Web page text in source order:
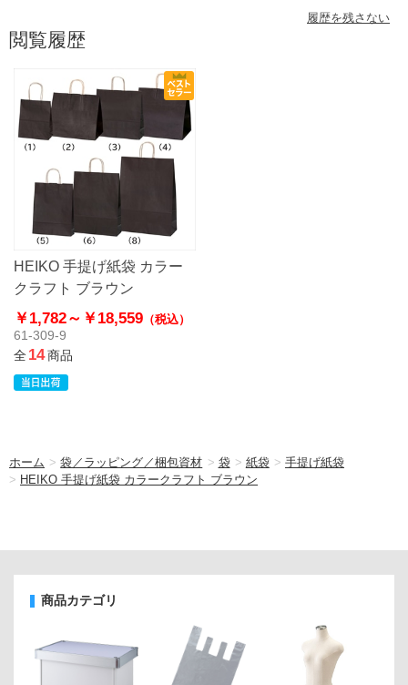
履歴を残さない
閲覧履歴
HEIKO 手提げ紙袋 カラー
クラフト ブラウン
￥1,782～ ￥18,559 （税込）
61-309-9
全14商品
ホーム >袋／ラッピング／梱包資材 > 袋 > 紙袋 > 手提げ紙袋
> HEIKO 手提げ紙袋 カラークラフト ブラウン
商品カテゴリ